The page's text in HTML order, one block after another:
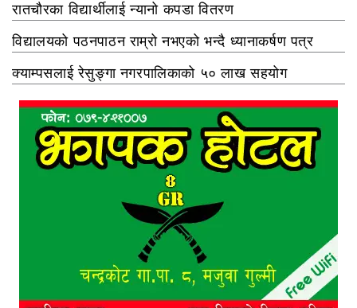
रातचौरका विद्यार्थीलाई न्यानो कपडा वितरण
विद्यालयको पठनपाठन राम्रो नभएको भन्दै ध्यानाकर्षण पत्र
क्याम्पसलाई रेसुङ्गा नगरपालिकाको ५० लाख सहयोग